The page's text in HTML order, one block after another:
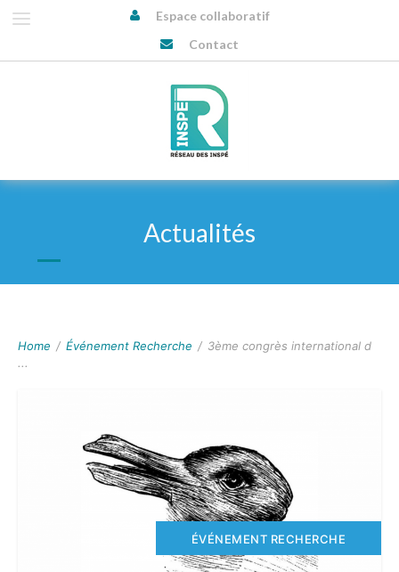
Espace collaboratif
Contact
Actualités
Home / Événement Recherche / 3ème congrès international d
...
ÉVÉNEMENT RECHERCHE